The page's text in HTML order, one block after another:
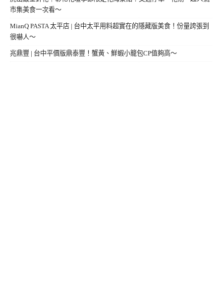
市集美食一次看～
MianQ PASTA 太平店 | 台中太平用料超實在的隱藏版美食！份量誇張到
很嚇人～
兆鼎豐 | 台中平價版鼎泰豐！蟹黃、鮮蝦小籠包CP值夠高～